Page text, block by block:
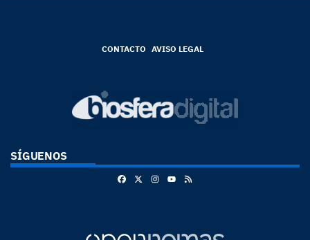
CONTACTO AVISO LEGAL
SÍGUENOS
FacebookInstagram